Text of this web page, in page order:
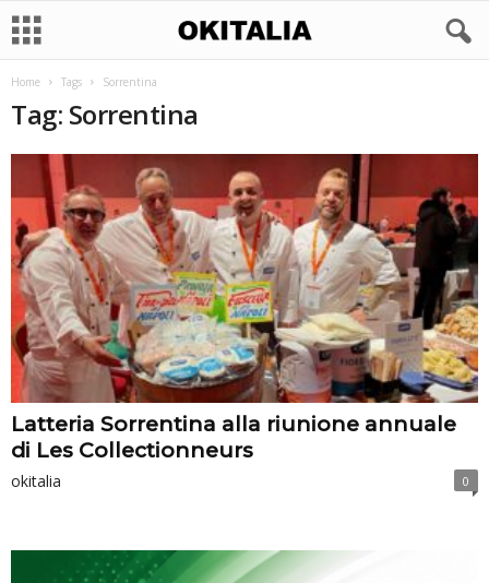
Home Tags Sorrentina
Tag: Sorrentina
Latteria Sorrentina alla riunione annuale
di Les Collectionneurs
okitalia 0